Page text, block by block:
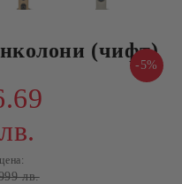
(чифт)
-5%
лв.